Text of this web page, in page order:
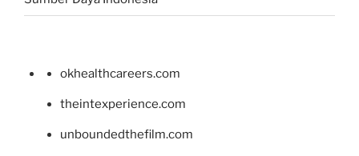
okhealthcareers.com
theintexperience.com
unboundedthefilm.com